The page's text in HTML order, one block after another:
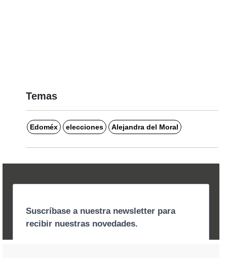
Temas
Edoméx elecciones Alejandra del Moral